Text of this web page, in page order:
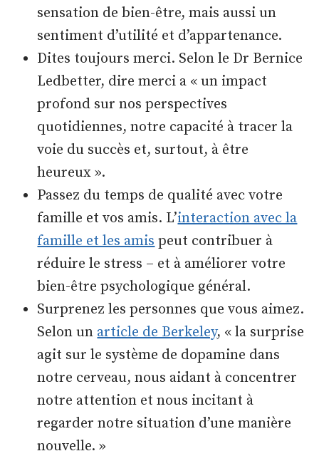
sensation de bien-être, mais aussi un
sentiment d’utilité et d’appartenance.
Dites toujours merci. Selon le Dr Bernice
Ledbetter, dire merci a « un impact
profond sur nos perspectives
quotidiennes, notre capacité à tracer la
voie du succès et, surtout, à être
heureux ».
Passez du temps de qualité avec votre
famille et vos amis. L’interaction avec la
famille et les amis peut contribuer à
réduire le stress – et à améliorer votre
bien-être psychologique général.
Surprenez les personnes que vous aimez.
Selon unarticle de Berkeley, « la surprise
agit sur le système de dopamine dans
notre cerveau, nous aidant à concentrer
notre attention et nous incitant à
regarder notre situation d’une manière
nouvelle. »